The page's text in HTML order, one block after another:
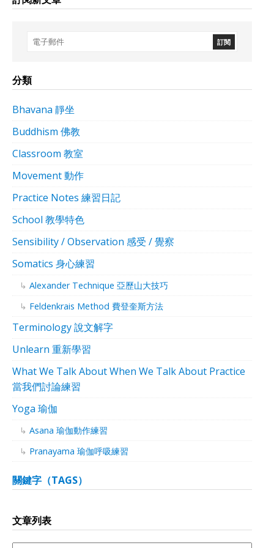
分類
Bhavana 靜坐
Buddhism 佛教
Classroom 教室
Movement 動作
Practice Notes 練習日記
School 教學特色
Sensibility / Observation 感受 / 覺察
Somatics 身心練習
Alexander Technique 亞歷山大技巧
Feldenkrais Method 費登奎斯方法
Terminology 說文解字
Unlearn 重新學習
What We Talk About When We Talk About Practice
當我們討論練習
Yoga 瑜伽
Asana 瑜伽動作練習
Pranayama 瑜伽呼吸練習
關鍵字（TAGS）
文章列表